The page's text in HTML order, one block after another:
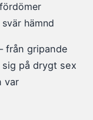
hämnd
från gripande
på drygt sex
var